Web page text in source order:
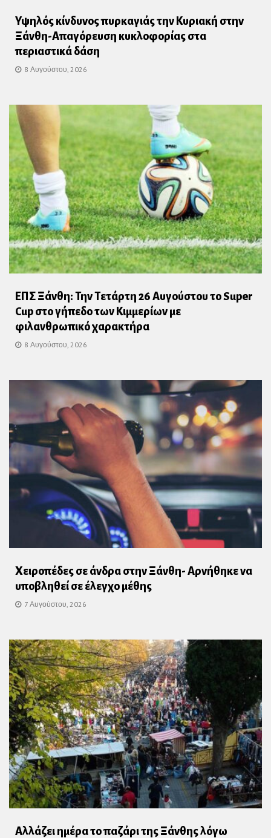
Υψηλός κίνδυνος πυρκαγιάς την Κυριακή στην
Ξάνθη-Απαγόρευση κυκλοφορίας στα
περιαστικά δάση
8 Αυγούστου, 2026
ΕΠΣ Ξάνθη: Την Τετάρτη 26 Αυγούστου το Super
Cup στο γήπεδο των Κιμμερίων με
φιλανθρωπικό χαρακτήρα
8 Αυγούστου, 2026
Χειροπέδες σε άνδρα στην Ξάνθη- Αρνήθηκε να
υποβληθεί σε έλεγχο μέθης
7 Αυγούστου, 2026
Αλλάζει ημέρα το παζάρι της Ξάνθης λόγω